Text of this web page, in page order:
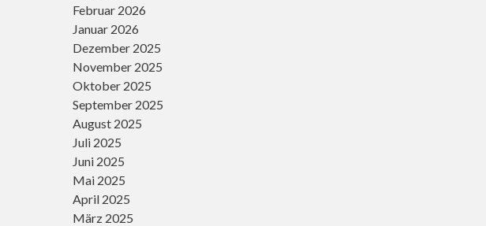
Februar 2026
Januar 2026
Dezember 2025
November 2025
Oktober 2025
September 2025
August 2025
Juli 2025
Juni 2025
Mai 2025
April 2025
März 2025